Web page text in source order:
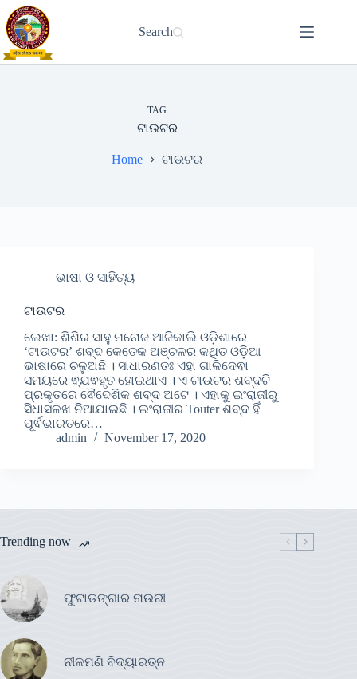
Skip
to
content
Search
TAG
ଟାଉଟର
Home ଟାଉଟର
ଭାଷା ଓ ସାହିତ୍ୟ
ଟାଉଟର
ଲେଖା: ଶିଶିର ସାହୁ ମନୋଜ ଆଜିକାଲି ଓଡ଼ିଶାରେ
‘ଟାଉଟର’ ଶବ୍ଦ କେତେକ ଅଞ୍ଚଳର କଥିତ ଓଡ଼ିଆ
ଭାଷାରେ ଚଳୁଅଛି । ସାଧାରଣତଃ ଏହା ଗାଳିଦେଵା
ସମୟରେ ଵ୍ଯଵହୃତ ହୋଇଥାଏ । ଏ ଟାଉଟର ଶବ୍ଦଟି
ପ୍ରକୃତରେ ଵୈଦେଶିକ ଶବ୍ଦ ଅଟେ । ଏହାକୁ ଇଂରାଜୀରୁ
ସିଧାସଳଖ ନିଆଯାଇଛି । ଇଂରାଜୀର Touter ଶବ୍ଦ ହିଁ
ପୂର୍ଵଭାରତରେ…
admin
November 17, 2020
Trending now
ଫୁଟାଡଙ୍ଗାର ନାଉରୀ
ନୀଳମଣି ବିଦ୍ୟାରତ୍ନ